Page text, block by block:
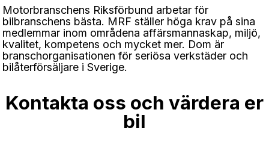
Motorbranschens Riksförbund arbetar för
bilbranschens bästa. MRF ställer höga krav på sina
medlemmar inom områdena affärsmannaskap, miljö,
kvalitet, kompetens och mycket mer. Dom är
branschorganisationen för seriösa verkstäder och
bilåterförsäljare i Sverige.
Kontakta oss och värdera er
bil